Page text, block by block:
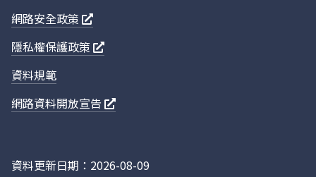
興議題的整合策略等面向，窺見其發展軌跡
訂機制上，制度已建立一套動態優化的綜合
業回饋、法規政策與國家減碳目標，更將綠
求消失等明確指標廢止不合時宜的標準，同
期，緊扣循環經濟與綠色設計理念，使整個
比例、低碳飲食及雨水回收等要求；「水泥
網路安全政策
隱私權保護政策
資料規範
網路資料開放宣告
資料更新日期：2026-08-09